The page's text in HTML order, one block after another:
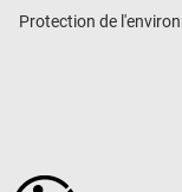
Protection de